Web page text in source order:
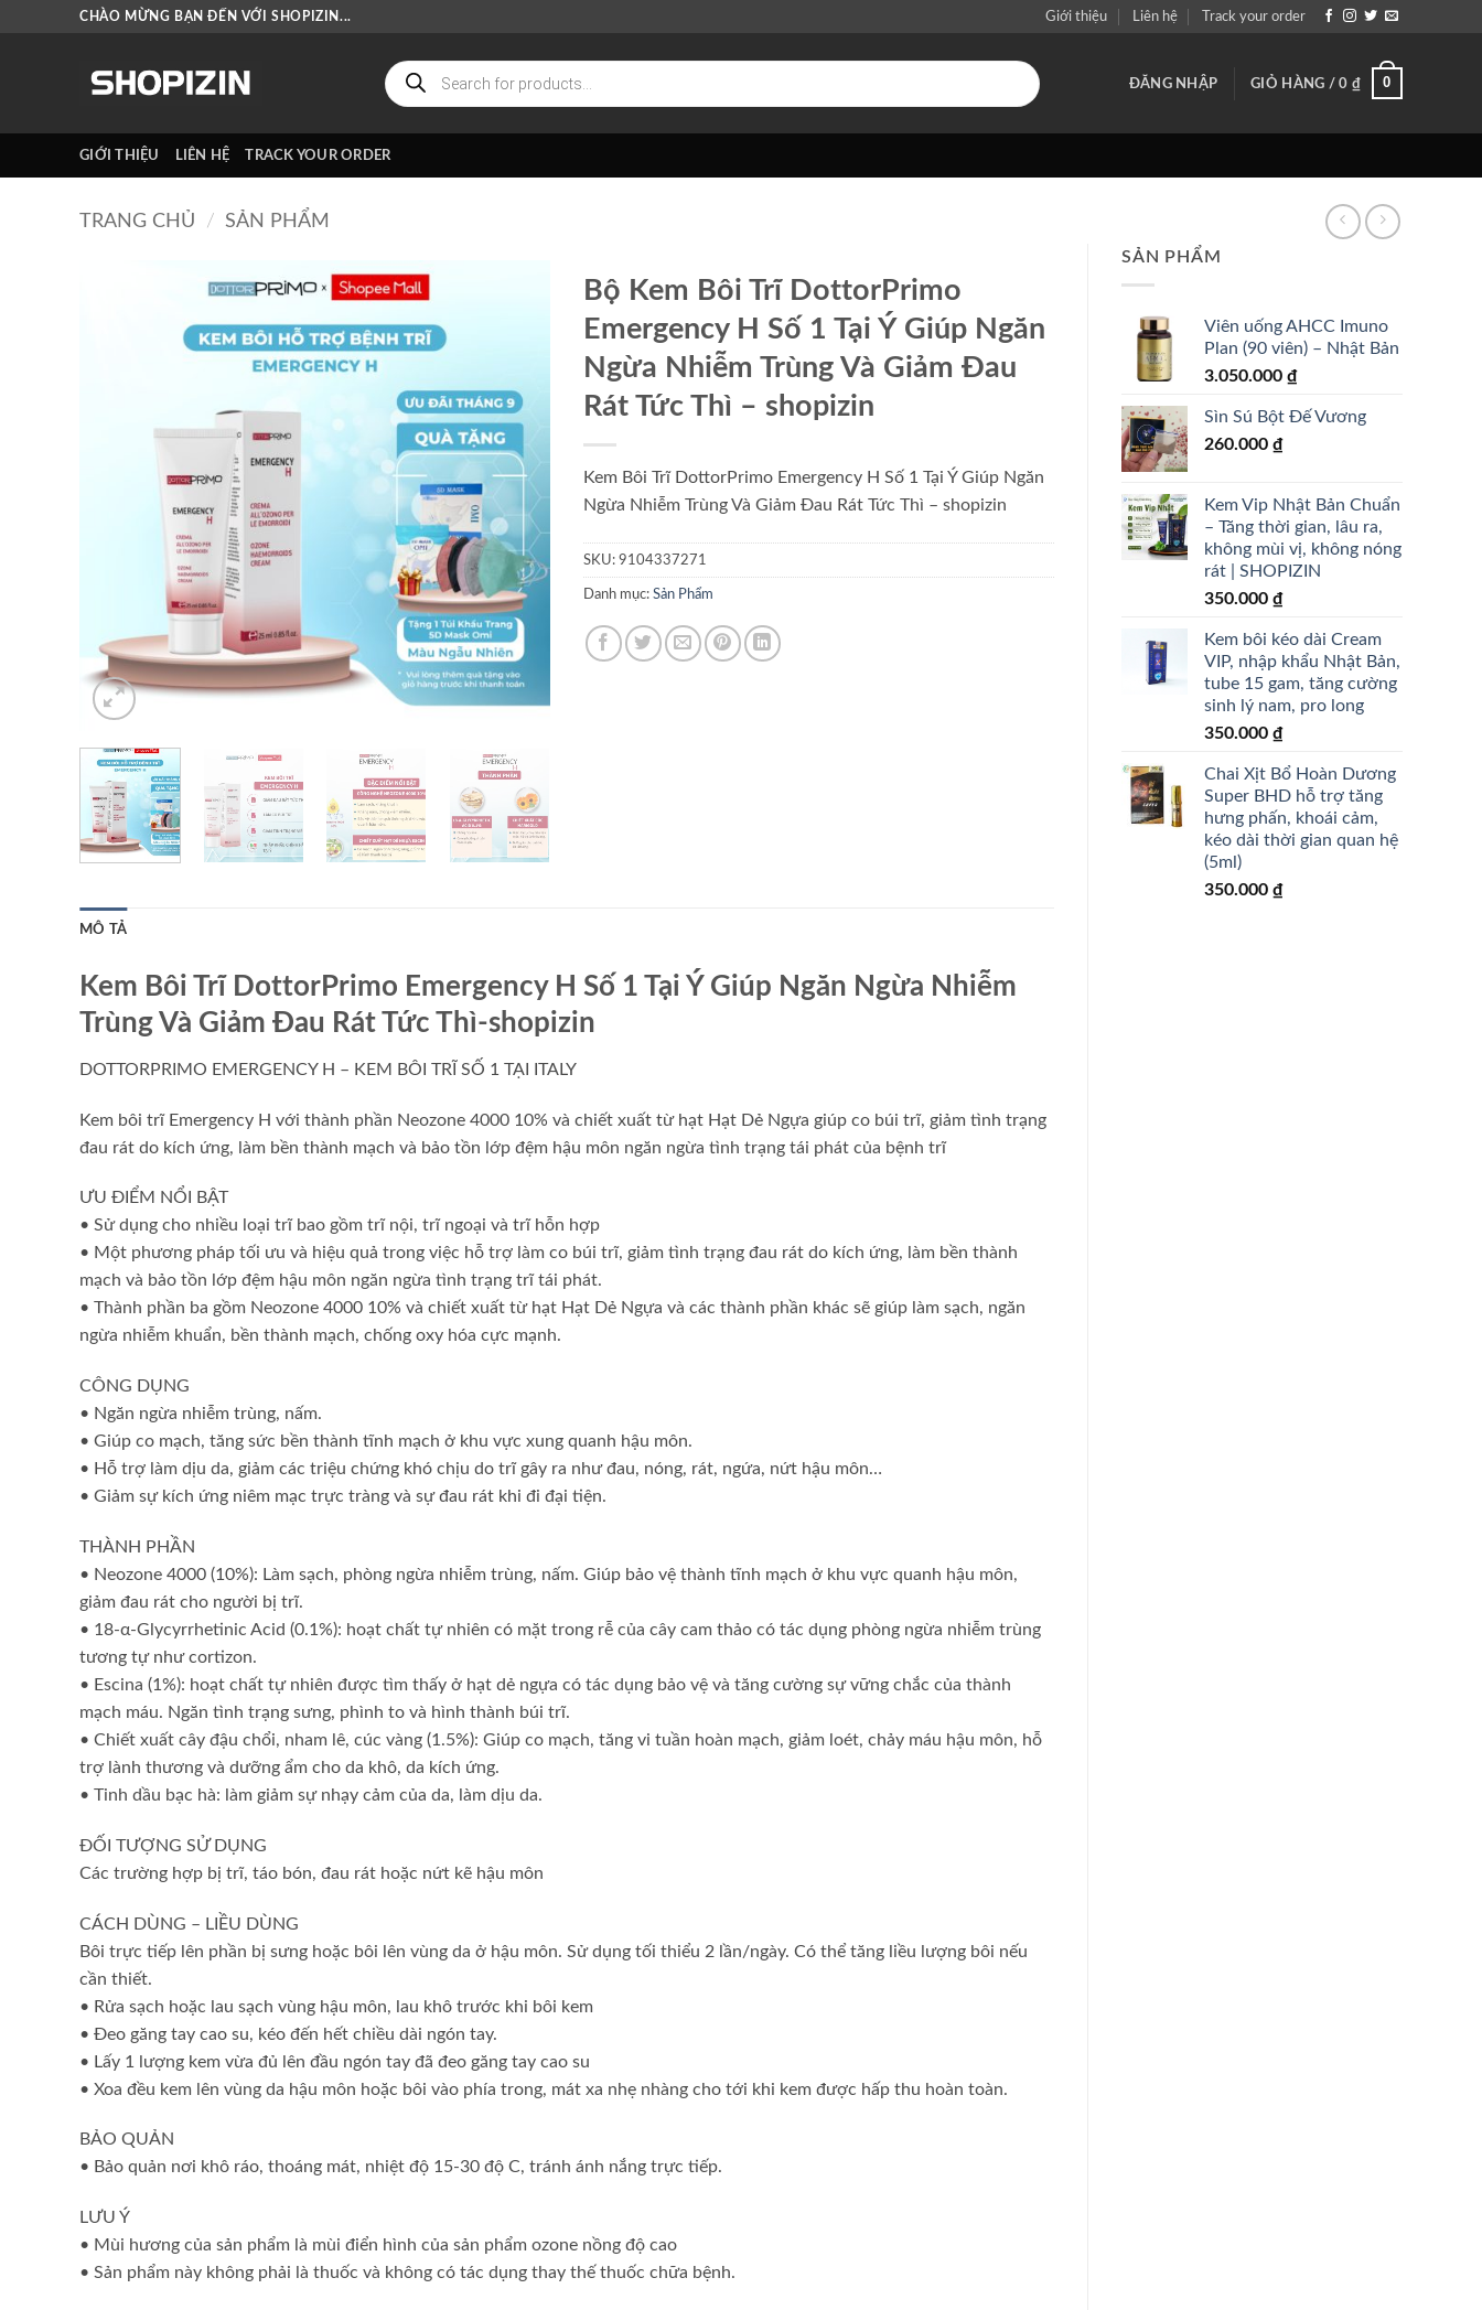
CHÀO MỪNG BẠN ĐẾN VỚI SHOPIZIN... Giới thiệu Liên hệ Track your order
Tìm
kiếm
sản
phẩm
ĐĂNG NHẬP GIỎ HÀNG /0 ₫ 0
GIỚI THIỆU LIÊN HỆ TRACK YOUR ORDER
TRANG CHỦ / SẢN PHẨM
SẢN PHẨM
Viên uống AHCC Imuno
Plan (90 viên) – Nhật Bản
3.050.000 ₫
Sìn Sú Bột Đế Vương
260.000 ₫
Kem Vip Nhật Bản Chuẩn
– Tăng thời gian, lâu ra,
không mùi vị, không nóng
rát | SHOPIZIN
350.000 ₫
Kem bôi kéo dài Cream
VIP, nhập khẩu Nhật Bản,
tube 15 gam, tăng cường
sinh lý nam, pro long
350.000 ₫
Chai Xịt Bổ Hoàn Dương
Super BHD hỗ trợ tăng
hưng phấn, khoái cảm,
kéo dài thời gian quan hệ
(5ml)
350.000 ₫
Bộ Kem Bôi Trĩ DottorPrimo
Emergency H Số 1 Tại Ý Giúp Ngăn
Ngừa Nhiễm Trùng Và Giảm Đau
Rát Tức Thì – shopizin
Kem Bôi Trĩ DottorPrimo Emergency H Số 1 Tại Ý Giúp Ngăn
Ngừa Nhiễm Trùng Và Giảm Đau Rát Tức Thì – shopizin
SKU: 9104337271
Danh mục: Sản Phẩm
MÔ TẢ
Kem Bôi Trĩ DottorPrimo Emergency H Số 1 Tại Ý Giúp Ngăn Ngừa Nhiễm
Trùng Và Giảm Đau Rát Tức Thì-shopizin
DOTTORPRIMO EMERGENCY H – KEM BÔI TRĨ SỐ 1 TẠI ITALY
Kem bôi trĩ Emergency H với thành phần Neozone 4000 10% và chiết xuất từ hạt Hạt Dẻ Ngựa giúp co búi trĩ, giảm tình trạng
đau rát do kích ứng, làm bền thành mạch và bảo tồn lớp đệm hậu môn ngăn ngừa tình trạng tái phát của bệnh trĩ
ƯU ĐIỂM NỔI BẬT
• Sử dụng cho nhiều loại trĩ bao gồm trĩ nội, trĩ ngoại và trĩ hỗn hợp
• Một phương pháp tối ưu và hiệu quả trong việc hỗ trợ làm co búi trĩ, giảm tình trạng đau rát do kích ứng, làm bền thành
mạch và bảo tồn lớp đệm hậu môn ngăn ngừa tình trạng trĩ tái phát.
• Thành phần ba gồm Neozone 4000 10% và chiết xuất từ hạt Hạt Dẻ Ngựa và các thành phần khác sẽ giúp làm sạch, ngăn
ngừa nhiễm khuẩn, bền thành mạch, chống oxy hóa cực mạnh.
CÔNG DỤNG
• Ngăn ngừa nhiễm trùng, nấm.
• Giúp co mạch, tăng sức bền thành tĩnh mạch ở khu vực xung quanh hậu môn.
• Hỗ trợ làm dịu da, giảm các triệu chứng khó chịu do trĩ gây ra như đau, nóng, rát, ngứa, nứt hậu môn…
• Giảm sự kích ứng niêm mạc trực tràng và sự đau rát khi đi đại tiện.
THÀNH PHẦN
• Neozone 4000 (10%): Làm sạch, phòng ngừa nhiễm trùng, nấm. Giúp bảo vệ thành tĩnh mạch ở khu vực quanh hậu môn,
giảm đau rát cho người bị trĩ.
• 18-α-Glycyrrhetinic Acid (0.1%): hoạt chất tự nhiên có mặt trong rễ của cây cam thảo có tác dụng phòng ngừa nhiễm trùng
tương tự như cortizon.
• Escina (1%): hoạt chất tự nhiên được tìm thấy ở hạt dẻ ngựa có tác dụng bảo vệ và tăng cường sự vững chắc của thành
mạch máu. Ngăn tình trạng sưng, phình to và hình thành búi trĩ.
• Chiết xuất cây đậu chổi, nham lê, cúc vàng (1.5%): Giúp co mạch, tăng vi tuần hoàn mạch, giảm loét, chảy máu hậu môn, hỗ
trợ lành thương và dưỡng ẩm cho da khô, da kích ứng.
• Tinh dầu bạc hà: làm giảm sự nhạy cảm của da, làm dịu da.
ĐỐI TƯỢNG SỬ DỤNG
Các trường hợp bị trĩ, táo bón, đau rát hoặc nứt kẽ hậu môn
CÁCH DÙNG – LIỀU DÙNG
Bôi trực tiếp lên phần bị sưng hoặc bôi lên vùng da ở hậu môn. Sử dụng tối thiểu 2 lần/ngày. Có thể tăng liều lượng bôi nếu
cần thiết.
• Rửa sạch hoặc lau sạch vùng hậu môn, lau khô trước khi bôi kem
• Đeo găng tay cao su, kéo đến hết chiều dài ngón tay.
• Lấy 1 lượng kem vừa đủ lên đầu ngón tay đã đeo găng tay cao su
• Xoa đều kem lên vùng da hậu môn hoặc bôi vào phía trong, mát xa nhẹ nhàng cho tới khi kem được hấp thu hoàn toàn.
BẢO QUẢN
• Bảo quản nơi khô ráo, thoáng mát, nhiệt độ 15-30 độ C, tránh ánh nắng trực tiếp.
LƯU Ý
• Mùi hương của sản phẩm là mùi điển hình của sản phẩm ozone nồng độ cao
• Sản phẩm này không phải là thuốc và không có tác dụng thay thế thuốc chữa bệnh.